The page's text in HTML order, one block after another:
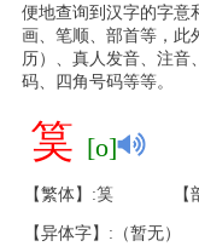
便地查询到汉字的字意
画、笔顺、部首等，此
历）、真人发音、注音
码、四角号码等等。
筽 [o]
【繁体】:筽
【异体字】:（暂无）